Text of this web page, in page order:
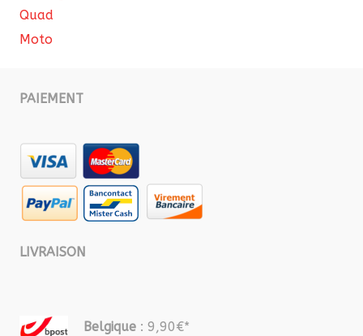
Quad
Moto
PAIEMENT
LIVRAISON
Belgique : 9,90€*